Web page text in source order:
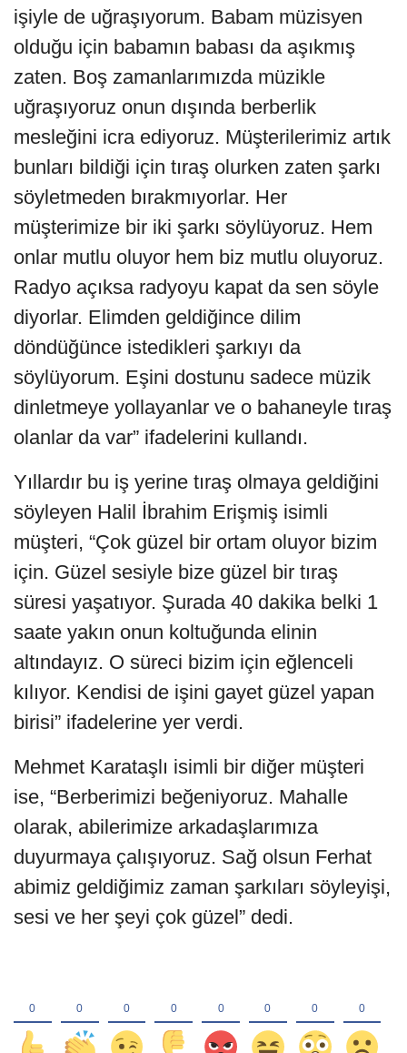
işiyle de uğraşıyorum. Babam müzisyen
olduğu için babamın babası da aşıkmış
zaten. Boş zamanlarımızda müzikle
uğraşıyoruz onun dışında berberlik
mesleğini icra ediyoruz. Müşterilerimiz artık
bunları bildiği için tıraş olurken zaten şarkı
söyletmeden bırakmıyorlar. Her
müşterimize bir iki şarkı söylüyoruz. Hem
onlar mutlu oluyor hem biz mutlu oluyoruz.
Radyo açıksa radyoyu kapat da sen söyle
diyorlar. Elimden geldiğince dilim
döndüğünce istedikleri şarkıyı da
söylüyorum. Eşini dostunu sadece müzik
dinletmeye yollayanlar ve o bahaneyle tıraş
olanlar da var” ifadelerini kullandı.
Yıllardır bu iş yerine tıraş olmaya geldiğini
söyleyen Halil İbrahim Erişmiş isimli
müşteri, “Çok güzel bir ortam oluyor bizim
için. Güzel sesiyle bize güzel bir tıraş
süresi yaşatıyor. Şurada 40 dakika belki 1
saate yakın onun koltuğunda elinin
altındayız. O süreci bizim için eğlenceli
kılıyor. Kendisi de işini gayet güzel yapan
birisi” ifadelerine yer verdi.
Mehmet Karataşlı isimli bir diğer müşteri
ise, “Berberimizi beğeniyoruz. Mahalle
olarak, abilerimize arkadaşlarımıza
duyurmaya çalışıyoruz. Sağ olsun Ferhat
abimiz geldiğimiz zaman şarkıları söyleyişi,
sesi ve her şeyi çok güzel” dedi.